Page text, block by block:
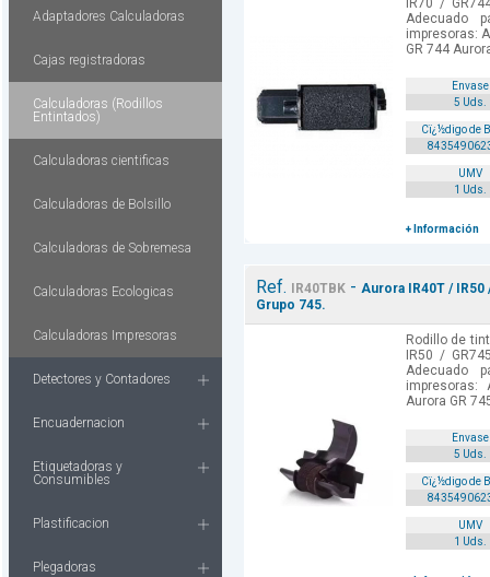
Adaptadores Calculadoras
Cajas registradoras
Calculadoras (Rodillos
Entintados)
Calculadoras cientificas
Calculadoras de Bolsillo
Calculadoras de Sobremesa
Calculadoras Ecologicas
Calculadoras Impresoras
Detectores y Contadores
Encuadernacion
Etiquetadoras y
Consumibles
Plastificacion
Plegadoras
IR70 /
Adecuado
impresoras:
GR 744
Envase
5 Uds.
Cï¿½digo de
UMV
1 Uds.
+ Información
Ref. IR40TBK- Aurora IR40T /
Grupo 745.
Rodillo de
IR50 /
Adecuado
Aurora GR
Envase
5 Uds.
Cï¿½digo de
UMV
1 Uds.